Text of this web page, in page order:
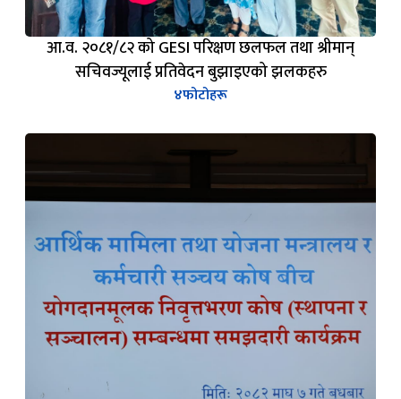
आ.व. २०८१/८२ को GESI परिक्षण छलफल तथा श्रीमान्
सचिवज्यूलाई प्रतिवेदन बुझाइएको झलकहरु
४फोटोहरू